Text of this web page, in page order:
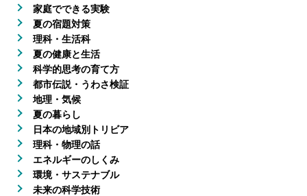
家庭でできる実験
夏の宿題対策
理科・生活科
夏の健康と生活
科学的思考の育て方
都市伝説・うわさ検証
地理・気候
夏の暮らし
日本の地域別トリビア
理科・物理の話
エネルギーのしくみ
環境・サステナブル
未来の科学技術